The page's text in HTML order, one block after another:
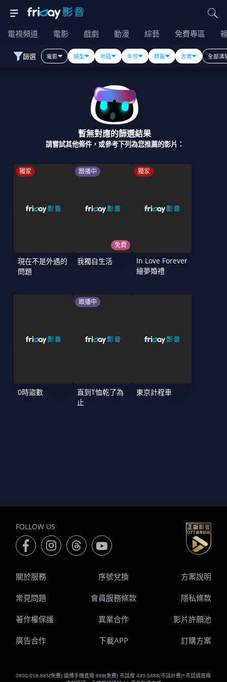
電視頻道 電影 戲劇 動漫 綜藝 免費專區
篩選 電影 類型 地區 年份 標籤 方案 全部清
暫無對應的篩選結果
請嘗試其他條件，或參考下列為您推薦的影片：
獨家
現在不是外遇的
問題
跟播中
免費
我獨自生活
獨家
In Love Forever
繪夢婚禮
0時盜數
跟播中
直到T恤乾了為
止
東京計程車
FOLLOW US
0800-058-885(免費) 遠傳手機直撥 888(免費) 市話撥 449-5888(市話計費)*市話請直撥
關於服務 序號兌換 方案說明
常見問題 會員服務條款 隱私條款
著作權保護 異業合作 影片許願池
廣告合作 下載APP 訂購方案